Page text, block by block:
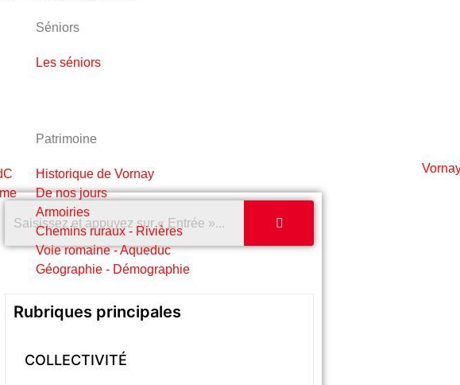
Séniors
Les séniors
Patrimoine
Historique de Vornay
De nos jours
Armoiries
Chemins ruraux - Rivières
Voie romaine - Aqueduc
Géographie - Démographie
Rubriques principales
COLLECTIVITÉ